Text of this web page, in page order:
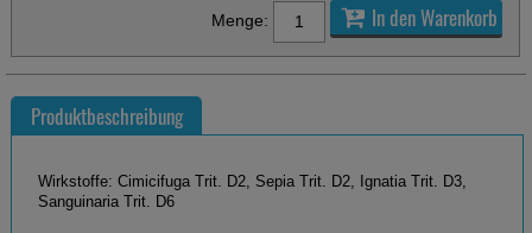
Menge:
In den Warenkorb
Produktbeschreibung
Wirkstoffe: Cimicifuga Trit. D2, Sepia Trit. D2, Ignatia Trit. D3,
Sanguinaria Trit. D6